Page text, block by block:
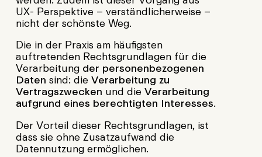
UX- Perspektive – verständlicherweise –
nicht der schönste Weg.
Die in der Praxis am häufigsten
auftretenden Rechtsgrundlagen für die
Verarbeitung der personenbezogenen
Datensind: dieVerarbeitung zu
Vertragszwecken und dieVerarbeitung
aufgrund eines berechtigten Interesses.
Der Vorteil dieser Rechtsgrundlagen, ist
dass sie ohne Zusatzaufwand die
Datennutzung ermöglichen.